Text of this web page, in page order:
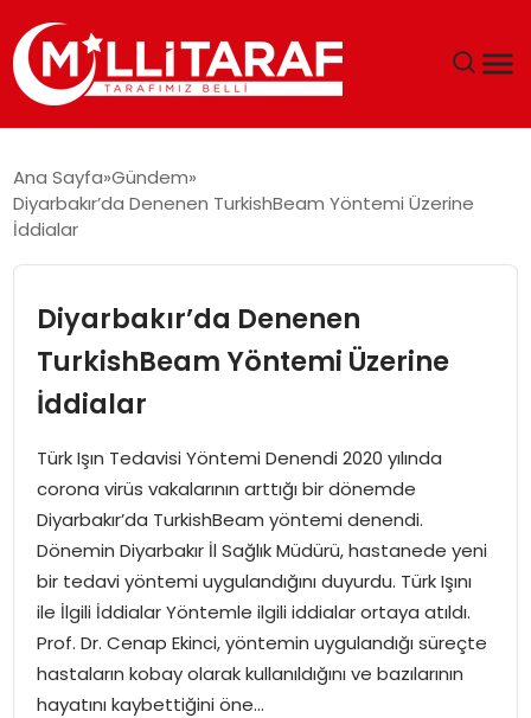
ÖZEL SAYFALAR
EKONOMI
SPOR
SIYASET
MAGAZIN
Ana Sayfa Gündem
Diyarbakır’da Denenen TurkishBeam Yöntemi Üzerine
İddialar
Diyarbakır’da Denenen
TurkishBeam Yöntemi Üzerine
İddialar
Türk Işın Tedavisi Yöntemi Denendi 2020 yılında
corona virüs vakalarının arttığı bir dönemde
Diyarbakır’da TurkishBeam yöntemi denendi.
Dönemin Diyarbakır İl Sağlık Müdürü, hastanede yeni
bir tedavi yöntemi uygulandığını duyurdu. Türk Işını
ile İlgili İddialar Yöntemle ilgili iddialar ortaya atıldı.
Prof. Dr. Cenap Ekinci, yöntemin uygulandığı süreçte
hastaların kobay olarak kullanıldığını ve bazılarının
hayatını kaybettiğini öne…